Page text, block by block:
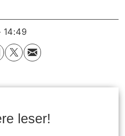
14:49
leser!